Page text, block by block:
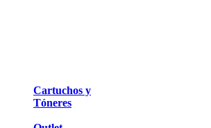
Cartuchos y
Tóneres